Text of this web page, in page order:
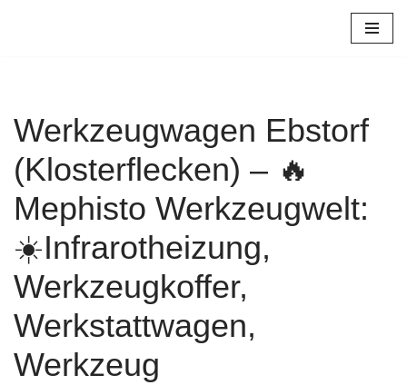
Werkzeugwagen Ebstorf
(Klosterflecken) – 🔥
Mephisto Werkzeugwelt:
☀️Infrarotheizung,
Werkzeugkoffer,
Werkstattwagen,
Werkzeug